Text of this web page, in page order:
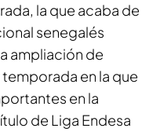
la que acaba de
senegalés
ampliación de
en la que
en la
de Liga Endesa